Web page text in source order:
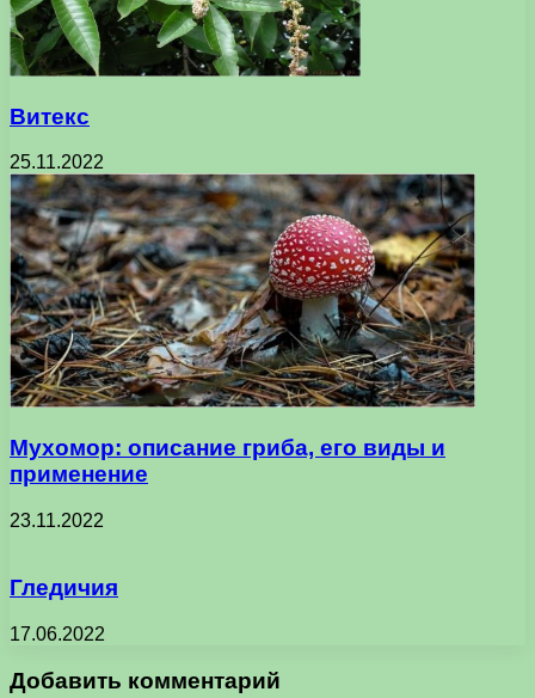
Витекс
25.11.2022
Мухомор: описание гриба, его виды и
применение
23.11.2022
Гледичия
17.06.2022
Добавить комментарий